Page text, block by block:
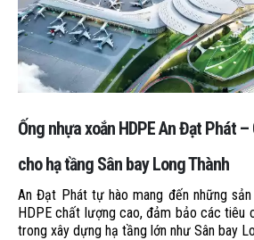
Ống nhựa xoắn HDPE An Đạt Phát
cho hạ tầng Sân bay Long Thành
An Đạt Phát tự hào mang đến những
HDPE chất lượng cao, đảm bảo các tiêu
trong xây dựng hạ tầng lớn như Sân bay